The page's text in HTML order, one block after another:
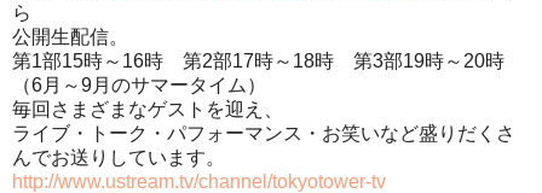
ら
公開生配信。
第1部15時～16時 第2部17時～18時 第3部19時～20時
（6月～9月のサマータイム）
毎回さまざまなゲストを迎え、
ライブ・トーク・パフォーマンス・お笑いなど盛りだくさ
んでお送りしています。
http://www.ustream.tv/channel/tokyotower-tv